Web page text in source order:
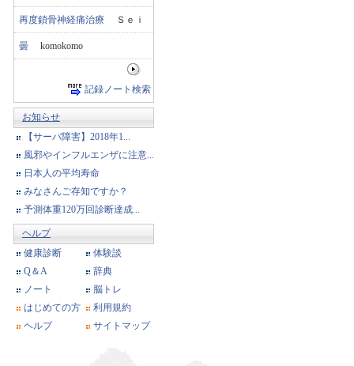
再度鎖骨神経痛治療 Ｓｅｉ
曇 komokomo
記録ノート検索
お知らせ
【サーバ障害】2018年1...
風邪やインフルエンザに注意...
日本人の平均寿命
みなさんご存知ですか？
予測体重120万回診断達成...
ヘルプ
健康診断
体験談
Q＆A
辞典
ノート
脳トレ
はじめての方
利用規約
ヘルプ
サイトマップ